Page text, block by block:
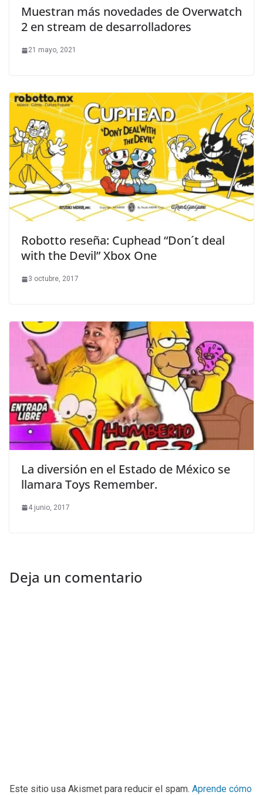
Muestran más novedades de Overwatch
2 en stream de desarrolladores
21 mayo, 2021
Robotto reseña: Cuphead “Don´t deal
with the Devil” Xbox One
3 octubre, 2017
La diversión en el Estado de México se
llamara Toys Remember.
4 junio, 2017
Deja un comentario
Este sitio usa Akismet para reducir el spam. Aprende cómo